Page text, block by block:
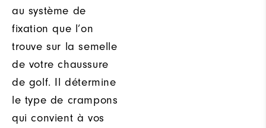
au système de
fixation que l’on
trouve sur la semelle
de votre chaussure
de golf. Il détermine
le type de crampons
qui convient à vos